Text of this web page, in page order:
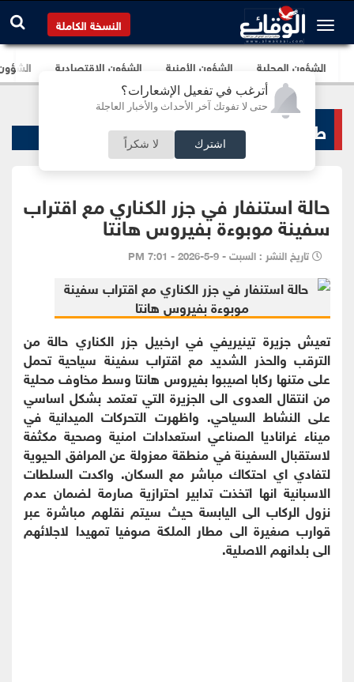
أترغب في تفعيل الإشعارات؟
حتى لا تفوتك آخر الأحداث والأخبار العاجلة
اشترك لا شكراً
النسخة الكاملة
الشؤون المحلية الشؤون الأمنية الشؤون الإقتصادية
طب و صحة
حالة استنفار في جزر الكناري مع اقتراب
سفينة موبوءة بفيروس هانتا
تاريخ النشر : السبت - 9-5-2026 - 7:01 PM
تعيش جزيرة تينيريفي في ارخبيل جزر الكناري حالة من
الترقب والحذر الشديد مع اقتراب سفينة سياحية تحمل
على متنها ركابا اصيبوا بفيروس هانتا وسط مخاوف محلية
من انتقال العدوى الى الجزيرة التي تعتمد بشكل اساسي
على النشاط السياحي. واظهرت التحركات الميدانية في
ميناء غراناديا الصناعي استعدادات امنية وصحية مكثفة
لاستقبال السفينة في منطقة معزولة عن المرافق الحيوية
لتفادي اي احتكاك مباشر مع السكان. واكدت السلطات
الاسبانية انها اتخذت تدابير احترازية صارمة لضمان عدم
نزول الركاب الى اليابسة حيث سيتم نقلهم مباشرة عبر
قوارب صغيرة الى مطار الملكة صوفيا تمهيدا لاجلائهم
الى بلدانهم الاصلية.